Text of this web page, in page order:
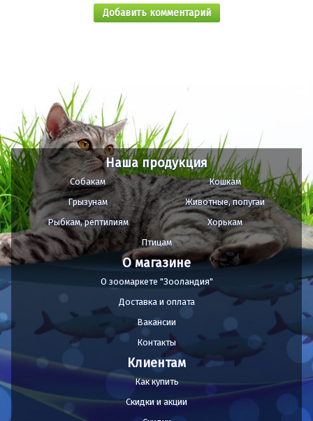
Добавить комментарий
Наша продукция
Собакам
Кошкам
Грызунам
Животные, попугаи
Рыбкам, рептилиям
Хорькам
Птицам
О магазине
О зоомаркете "Зооландия"
Доставка и оплата
Вакансии
Контакты
Клиентам
Как купить
Скидки и акции